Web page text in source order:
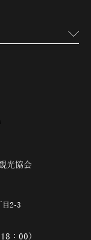
光協会
目2-3
：00）